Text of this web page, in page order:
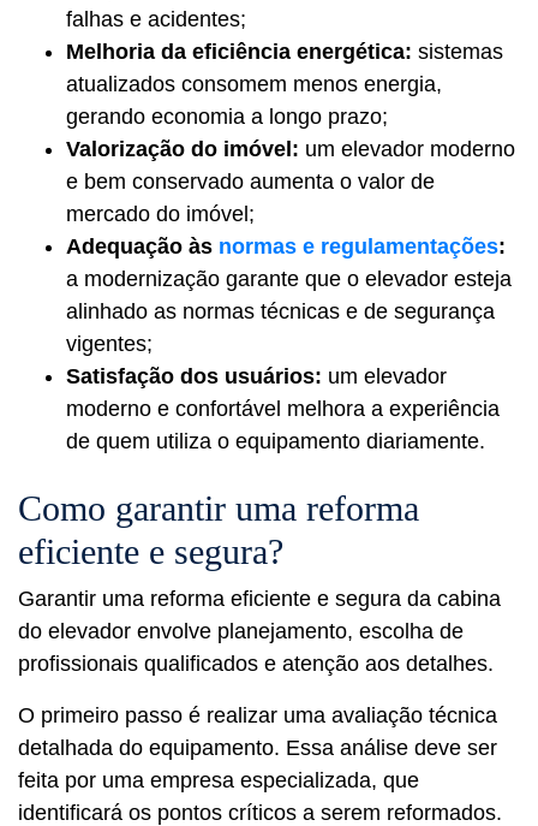
falhas e acidentes;
Melhoria da eficiência energética: sistemas
atualizados consomem menos energia,
gerando economia a longo prazo;
Valorização do imóvel: um elevador moderno
e bem conservado aumenta o valor de
mercado do imóvel;
Adequação às normas e regulamentações:
a modernização garante que o elevador esteja
alinhado as normas técnicas e de segurança
vigentes;
Satisfação dos usuários: um elevador
moderno e confortável melhora a experiência
de quem utiliza o equipamento diariamente.
Como garantir uma reforma
eficiente e segura?
Garantir uma reforma eficiente e segura da cabina
do elevador envolve planejamento, escolha de
profissionais qualificados e atenção aos detalhes.
O primeiro passo é realizar uma avaliação técnica
detalhada do equipamento. Essa análise deve ser
feita por uma empresa especializada, que
identificará os pontos críticos a serem reformados.